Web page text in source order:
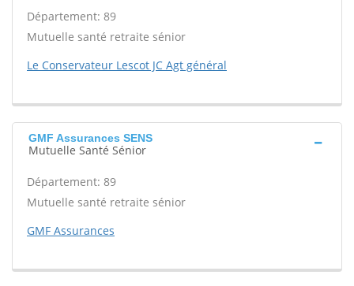
Département: 89
Mutuelle santé retraite sénior
Le Conservateur Lescot JC Agt général
GMF Assurances SENS
Mutuelle Santé Sénior
Département: 89
Mutuelle santé retraite sénior
GMF Assurances